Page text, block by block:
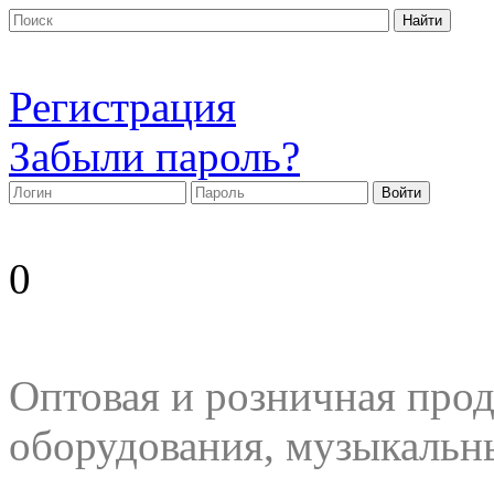
Регистрация
Забыли пароль?
0
Оптовая и розничная
оборудования,